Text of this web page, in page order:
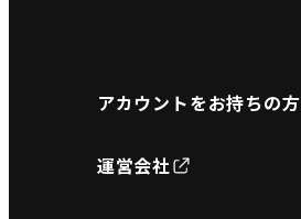
アカウントをお持ちの方
運営会社